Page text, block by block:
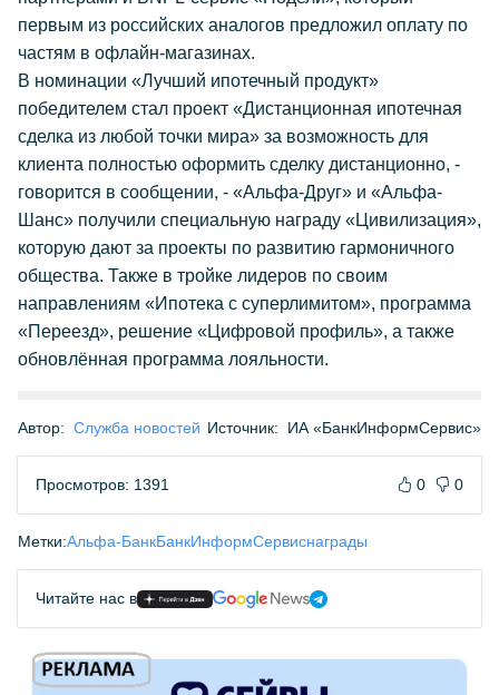
первым из российских аналогов предложил оплату по
частям в офлайн-магазинах.
В номинации «Лучший ипотечный продукт»
победителем стал проект «Дистанционная ипотечная
сделка из любой точки мира» за возможность для
клиента полностью оформить сделку дистанционно, -
говорится в сообщении, - «Альфа-Друг» и «Альфа-
Шанс» получили специальную награду «Цивилизация»,
которую дают за проекты по развитию гармоничного
общества. Также в тройке лидеров по своим
направлениям «Ипотека с суперлимитом», программа
«Переезд», решение «Цифровой профиль», а также
обновлённая программа лояльности.
Автор: Служба новостей Источник: ИА «БанкИнформСервис»
Просмотров: 1391 0 0
Метки:Альфа-БанкБанкИнформСервиснаграды
Читайте нас в